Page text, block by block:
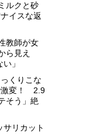
ルクと砂
イスな返
教師が女
ら見え
」
くりこな
激変！ 2.9
そう」絶
リカット